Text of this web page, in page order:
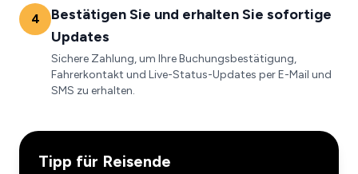
4
Bestätigen Sie und erhalten Sie sofortige
Updates
Sichere Zahlung, um Ihre Buchungsbestätigung,
Fahrerkontakt und Live-Status-Updates per E-Mail und
SMS zu erhalten.
Tipp für Reisende